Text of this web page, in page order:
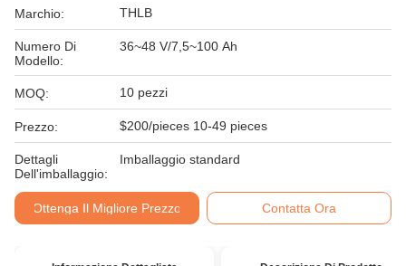
Marchio: THLB
Numero Di
Modello:
36~48 V/7,5~100 Ah
MOQ: 10 pezzi
Prezzo: $200/pieces 10-49 pieces
Dettagli
Dell'imballaggio:
Imballaggio standard
Ottenga Il Migliore Prezzo Contatta Ora